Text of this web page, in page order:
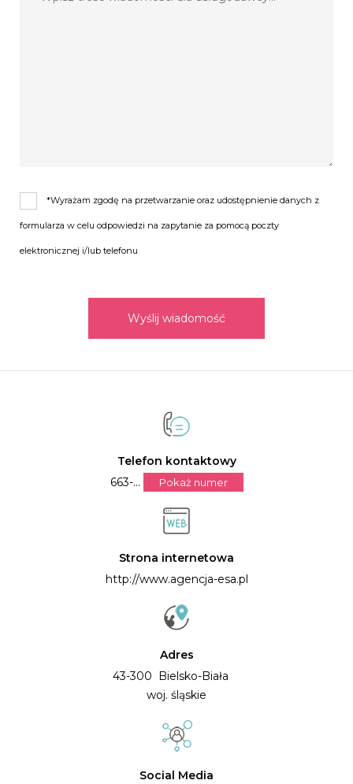
*Wyrażam zgodę na przetwarzanie oraz udostępnienie danych z
formularza w celu odpowiedzi na zapytanie za pomocą poczty
elektronicznej i/lub telefonu
Wyślij wiadomość
Telefon kontaktowy
663-...
Pokaż numer
Strona internetowa
http://www.agencja-esa.pl
Adres
43-300 Bielsko-Biała
woj. śląskie
Social Media